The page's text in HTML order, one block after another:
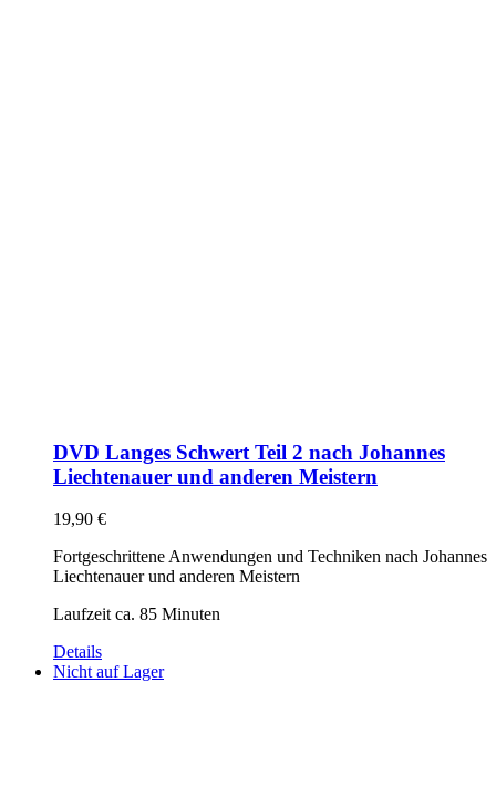
DVD Langes Schwert Teil 2 nach Johannes
Liechtenauer und anderen Meistern
19,90 €
Fortgeschrittene Anwendungen und Techniken nach Johannes
Liechtenauer und anderen Meistern
Laufzeit ca. 85 Minuten
Details
Nicht auf Lager